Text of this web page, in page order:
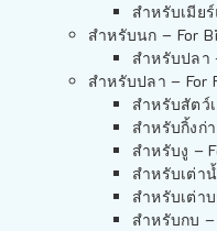
สำหรับเมีย
สำหรับนก – For
สำหรับปลา
สำหรับปลา – For
สำหรับสัตว์
สำหรับกิ้งก่
สำหรับงู –
สำหรับเต่า
สำหรับเต่า
สำหรับกบ –